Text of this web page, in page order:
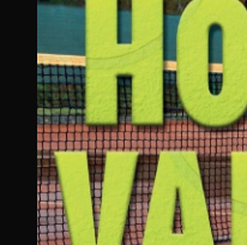
Office 365